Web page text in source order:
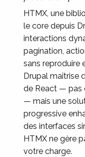
HTMX, une
le core depuis
interactions
pagination,
sans reproduire
Drupal maîtrise
de React — pas
— mais une
progressive
des interfaces
HTMX ne gère
votre charge.